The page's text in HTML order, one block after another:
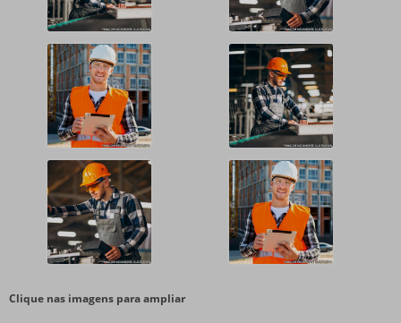
Clique nas imagens para ampliar